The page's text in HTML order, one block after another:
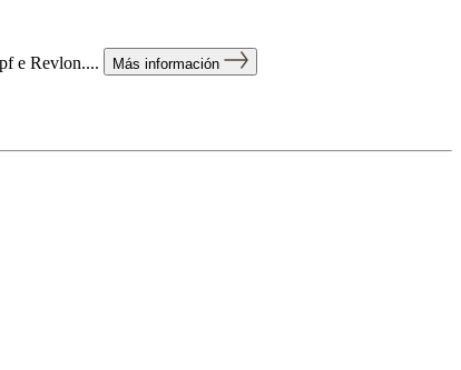
e Revlon.... Más información